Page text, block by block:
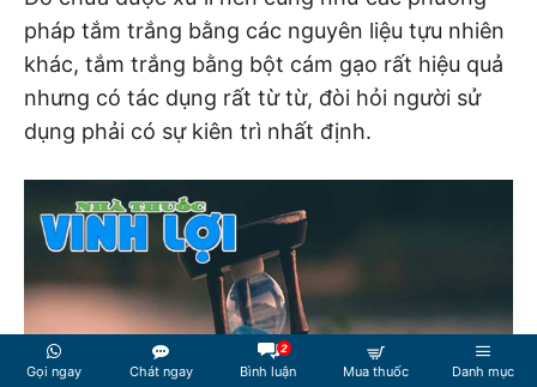
pháp tắm trắng bằng các nguyên liệu tựu nhiên
khác, tắm trắng bằng bột cám gạo rất hiệu quả
nhưng có tác dụng rất từ từ, đòi hỏi người sử
dụng phải có sự kiên trì nhất định.
Gọi ngay Chát ngay
2
Bình luận Mua thuốc Danh mục